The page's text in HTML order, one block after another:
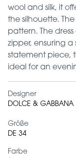
wool and silk, it
the silhouette.
pattern. The
zipper, ensuring a
statement piece,
ideal for an
Designer
DOLCE & GABBANA
Größe
DE 34
Farbe